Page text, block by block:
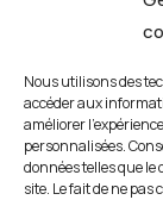
Nous utilisons des
accéder aux
améliorer
personnalisées.
données telles que
site. Le fait de ne